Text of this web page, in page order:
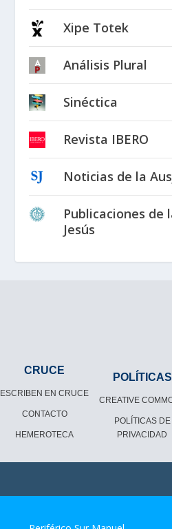
Xipe Totek
Análisis Plural
Sinéctica
Revista IBERO
Noticias de la
Publicaciones de
Jesús
CRUCE
ESCRIBEN EN CRUCE
CONTACTO
HEMEROTECA
POLÍTICAS
CREATIVE
POLÍTICAS DE
PRIVACIDAD